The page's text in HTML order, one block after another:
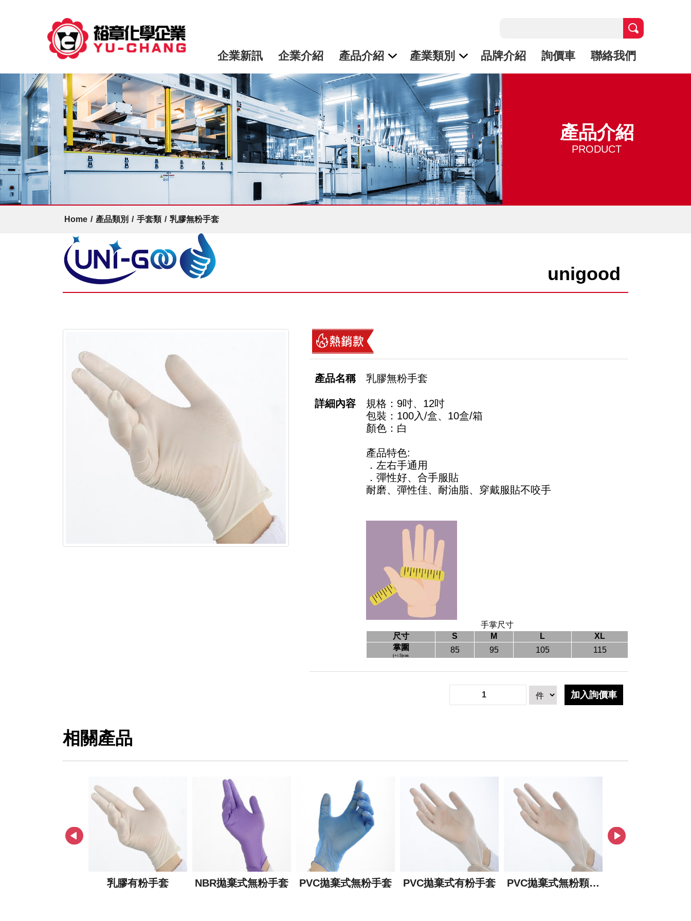
企業新訊 企業介紹 產品介紹 產業類別 品牌介紹 詢價車 聯絡我們
產品介紹
PRODUCT
Home / 產品類別 / 手套類 / 乳膠無粉手套
unigood
乳膠無粉手套
規格：9吋、12吋
包裝：100入/盒、10盒/箱
顏色：白
產品特色:
．左右手通用
．彈性好、合手服貼
耐磨、彈性佳、耐油脂、穿戴服貼不咬手
手掌尺寸
尺寸
S M L
XL
掌圍
(+/-5)cm
85 95 105 115
相關產品
乳膠有粉手套 NBR拋棄式無粉手套 PVC拋棄式無粉手套 PVC拋棄式有粉手套
PVC拋棄式無粉顆粒